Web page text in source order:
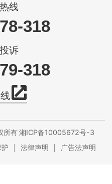
线
318
诉
318
所有湘ICP备10005672号-3
法律声明 广告法声明